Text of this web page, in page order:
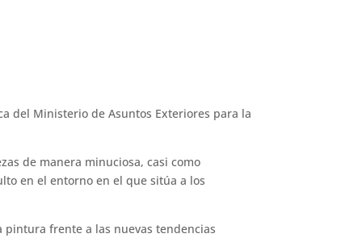
del Ministerio de Asuntos Exteriores para la
de manera minuciosa, casi como
en el entorno en el que sitúa a los
frente a las nuevas tendencias